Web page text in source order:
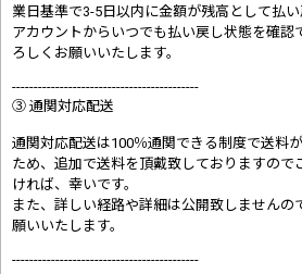
業日基準で3-5日以内に金額が残高として払い
アカウントからいつでも払い戻し状態を確認
ろしくお願いいたします。
-------------------------------------------
③ 通関対応配送
通関対応配送は100％通関できる制度で送料
ため、追加で送料を頂戴致しておりますので
ければ、幸いです。
また、詳しい経路や詳細は公開致しませんの
願いいたします。
-------------------------------------------